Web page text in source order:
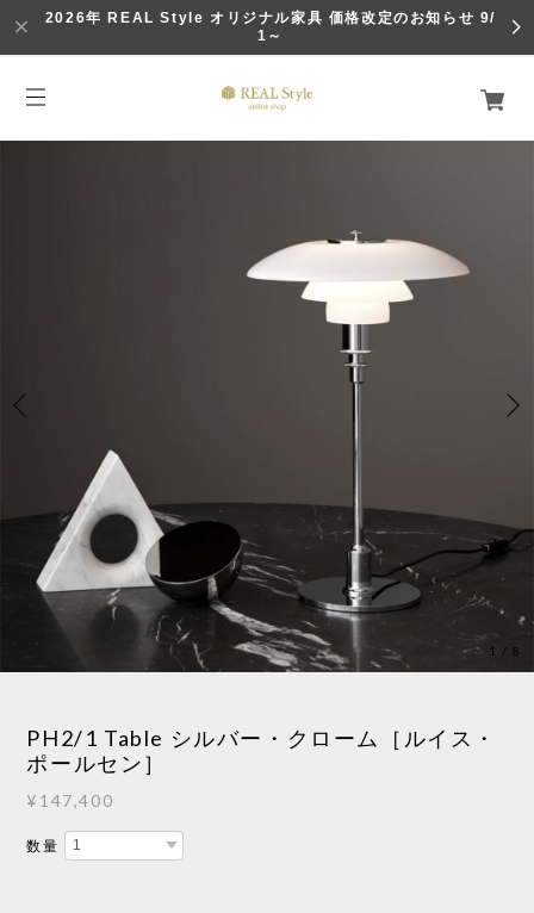
2026年 REAL Style オリジナル家具 価格改定のお知らせ 9/
1～
1 /8
PH2/1 Table シルバー・クローム［ルイス・
ポールセン］
¥147,400
数量